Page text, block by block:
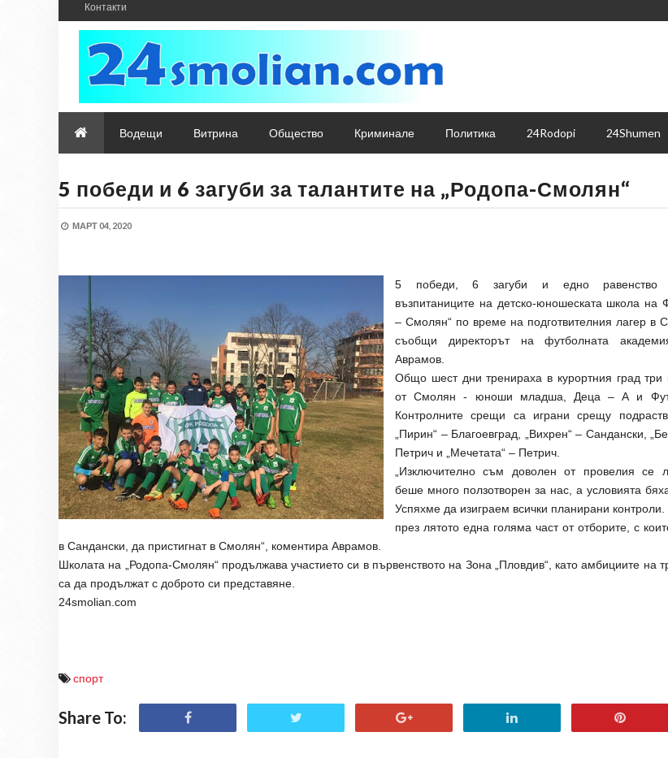
Контакти
Водещи Витрина Общество Криминале Политика 24Rodopi 24Shumen
5 победи и 6 загуби за талантите на „Родопа-Смолян“
МАРТ 04, 2020
5 победи, 6 загуби и едно равенство
възпитаниците на детско-юношеската школа на
– Смолян“ по време на подготвителния лагер в
съобщи директорът нафутболната
Аврамов.
Общо шест дни тренираха в курортния град три
от Смолян - юноши младша, Деца – А и
Контролните срещи са играни срещу
„Пирин“ – Благоевград, „Вихрен“ – Сандански,
Петрич и „Мечетата“ – Петрич.
„Изключително съм доволен от провелия се
беше много ползотворен за нас, а условията
Успяхме да изиграем всички планирани
през лятото една голяма част от отборите, с
в Сандански, да пристигнат в Смолян“, коментира Аврамов.
Школата на „Родопа-Смолян“ продължава участието си в първенството на Зона Пловдив“, като амбициите на
са да продължат с доброто си представяне.
24smolian.com
спорт
Share To: